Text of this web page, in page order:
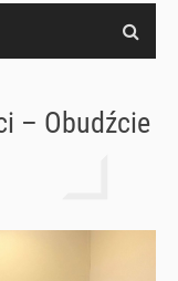
– Obudźcie